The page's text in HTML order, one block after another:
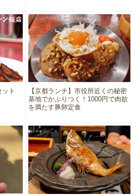
ト
【京都ランチ】市役所近くの秘密
基地でかぶりつく！1000円で肉欲
を満たす豚卵定食